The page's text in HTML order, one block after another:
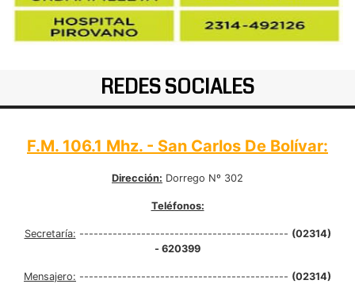
REDES SOCIALES
F.M. 106.1 Mhz. - San Carlos De Bolívar:
Dirección: Dorrego Nº 302
Teléfonos:
Secretaría: -------------------------------------------- (02314)
- 620399
Mensajero: -------------------------------------------- (02314)